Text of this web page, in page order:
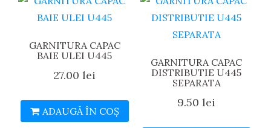
GARNITURA CAPAC
BAIE ULEI U445
27.00lei
ADAUGĂ ÎN COȘ
GARNITURA CAPAC
DISTRIBUTIE U445
SEPARATA
9.50lei